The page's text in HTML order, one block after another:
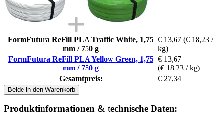
FormFutura ReFill PLA Traffic White, 1,75
mm / 750 g
€ 13,67 (€ 18,23 /
kg)
FormFutura ReFill PLA Yellow Green, 1,75
mm / 750 g
€ 13,67
(€ 18,23 / kg)
Gesamtpreis:
€ 27,34
Beide in den Warenkorb
Produktinformationen & technische Daten: